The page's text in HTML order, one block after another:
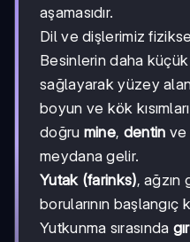
aşamasıdır.
Dil ve dişlerimiz
Besinlerin daha küçük
sağlayarak yüzey
boyun ve kök
doğru mine, dentin ve
meydana gelir.
Yutak (farinks),
borularının başlangıç
Yutkunma sırasında